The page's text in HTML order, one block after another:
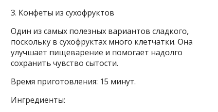
3. Конфеты из сухофруктов
Один из самых полезных вариантов сладкого,
поскольку в сухофруктах много клетчатки. Она
улучшает пищеварение и помогает надолго
сохранить чувство сытости.
Время приготовления: 15 минут.
Ингредиенты: